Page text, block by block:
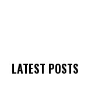
LATEST POSTS